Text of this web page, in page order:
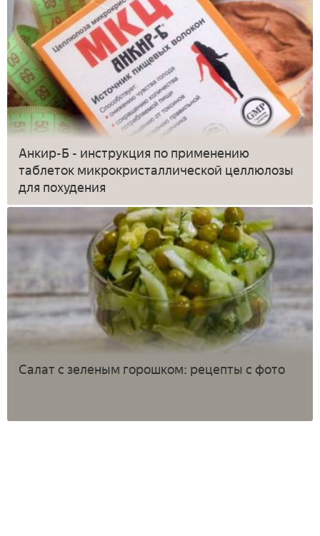
Анкир-Б - инструкция по применению
таблеток микрокристаллической целлюлозы
для похудения
Салат с зеленым горошком: рецепты с фото